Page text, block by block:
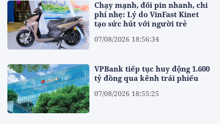
Chạy mạnh, đổi pin nhanh, chi
phí nhẹ: Lý do VinFast Kinet
tạo sức hút với người trẻ
07/08/2026 18:56:34
VPBank tiếp tục huy động 1.600
tỷ đồng qua kênh trái phiếu
07/08/2026 18:55:25